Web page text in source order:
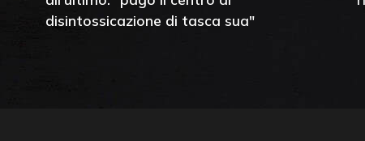
disintossicazione di tasca sua"